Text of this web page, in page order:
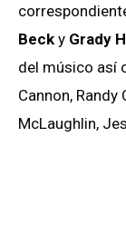
Beck y Grady
del músico así
Cannon, Randy
McLaughlin,